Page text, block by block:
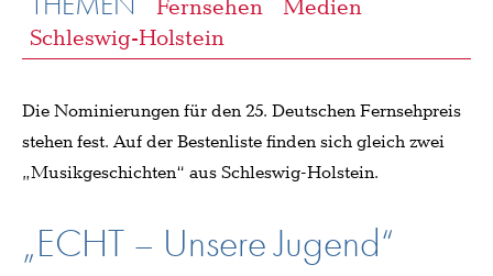
Fernsehen
Medien
Schleswig-Holstein
Die Nominierungen für den 25. Deutschen Fernsehpreis
stehen fest. Auf der Bestenliste finden sich gleich zwei
„Musikgeschichten“ aus Schleswig-Holstein.
„ECHT – Unsere Jugend“